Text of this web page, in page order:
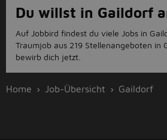
Du willst in Gaildorf
Auf Jobbird findest du viele Jobs in
Traumjob aus 219 Stellenangeboten in
bewirb dich jetzt.
Home Job-Übersicht Gaildorf